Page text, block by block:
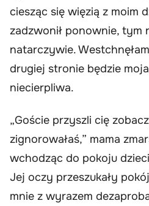
ciesząc się więzią z moim
zadzwonił ponownie, tym
natarczywie.
drugiej stronie będzie
niecierpliwa.
„Goście przyszli cię
zignorowałaś,” mama
wchodząc do pokoju
Jej oczy przeszukały
mnie z wyrazem